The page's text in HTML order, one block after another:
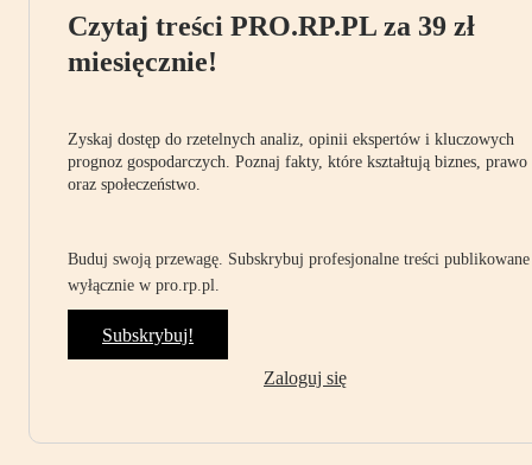
Czytaj treści PRO.RP.PL za 39 zł
miesięcznie!
Zyskaj dostęp do rzetelnych analiz, opinii ekspertów i kluczowych
prognoz gospodarczych. Poznaj fakty, które kształtują biznes, prawo
oraz społeczeństwo.
Buduj swoją przewagę. Subskrybuj profesjonalne treści publikowane
wyłącznie w pro.rp.pl.
Subskrybuj!
Zaloguj się